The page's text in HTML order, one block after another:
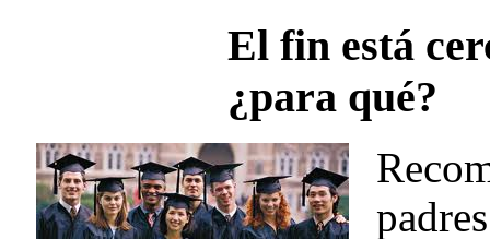
El fin está
¿para qué?